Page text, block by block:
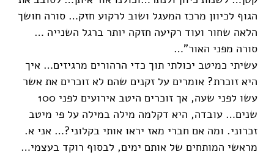
הגוף לכיוון מרכז המעגל ושוב לרקוע חזק… סורה חושך
הלאה שחור ועוד רקיעה חזקה יותר ברגל השנייה …
סורה מפני האור"…
עשיתי כמיטב יכולתי תוך כדי הרהורים מרגיזים… איך
היא זוכרת? אומרים על זקנים שהם לא זוכרים את אשר
עשו לפני שעה, אך זוכרים היטב אירועים לפני 100
שנים… עובדה, היא דקלמה מילה במילה על פי מיטב
זכרוני. ומה אם חברי מאז יראו אותי בקלוני?… אני א.
מראשי המותחים של אותם ימים, לבסוף רוקד בעצמי…